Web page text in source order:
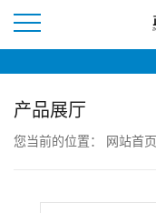
司
页
产品展厅
您当前的位置： 网站首页